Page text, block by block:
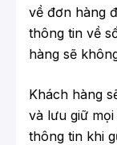
về đơn hàng
thông tin về
hàng sẽ
Khách hàng
và lưu giữ
thông tin khi